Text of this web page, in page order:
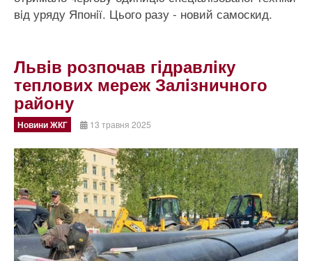
вiд уряду Японiї. Цього разу - новий самоскид.
Львiв розпочав гiдравлiку
теплових мереж Залiзничного
району
Новини ЖКГ 13 травня 2025